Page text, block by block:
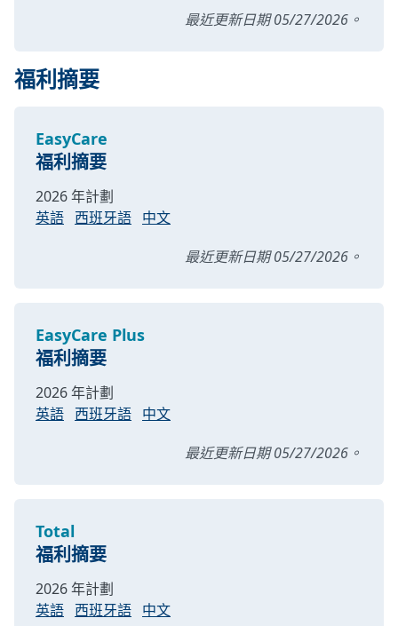
最近更新日期 05/27/2026。
福利摘要
EasyCare
福利摘要
2026 年計劃
英語 西班牙語 中文
最近更新日期 05/27/2026。
EasyCare Plus
福利摘要
2026 年計劃
英語 西班牙語 中文
最近更新日期 05/27/2026。
Total
福利摘要
2026 年計劃
英語 西班牙語 中文